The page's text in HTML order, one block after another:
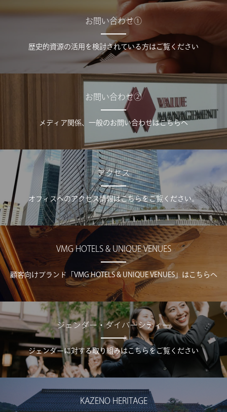
お問い合わせ①
歴史的資源の活用を検討されている方はご覧ください
お問い合わせ②
メディア関係、一般のお問い合わせはこちらへ
アクセス
オフィスへのアクセス情報はこちらをご覧ください。
VMG HOTELS & UNIQUE VENUES
顧客向けブランド「VMG HOTELS & UNIQUE VENUES」はこちらへ
ジェンダー・ダイバーシティー
ジェンダーに対する取り組みはこちらをご覧ください
KAZENO HERITAGE